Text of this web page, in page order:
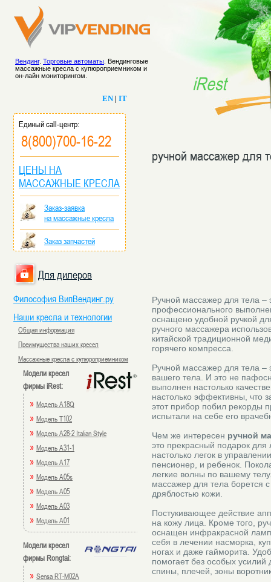
EN| IT
Вендинг. Торговые автоматы . Вендинговые
массажные кресла с купюроприемником и
он-лайн мониторингом.
iRest
Единый call-центр:
8(800)700-16-22
ЦЕНЫ НА
МАССАЖНЫЕ КРЕСЛА
Заказ-заявка
на массажные кресла
Заказ запчастей
Для дилеров
Философия ВипВендинг.ру
Наши кресла и технологии
Общая информация
Преимущества наших кресел
Массажные кресла с купюроприемником
Модели кресел
фирмы iRest:
» Модель A18Q
» Модель T102
» Модель A28-2 Italian Style
» Модель A31-1
» Модель A17
» Модель A05s
» Модель A05
» Модель A03
» Модель A01
Модели кресел
фирмы Rongtai:
» Sensa RT-M02A
ручной массажер для
Ручной массажер для тела –
профессионального
оснащено удобной ручкой
ручного массажера
китайской традиционной
горячего компресса.
Ручной массажер для тела –
вашего тела. И это не
выполнен настолько
настолько эффективны, что
этот прибор побил рекорды
испытали на себе его
Чем же интересен ручной
это прекрасный подарок
настолько легок в
пенсионер, и ребенок.
легкие волны по вашему
массажер для тела борется
дряблостью кожи.
Постукивающее действие
на кожу лица. Кроме того,
оснащен инфракрасной
себя в лечении насморка,
ногах и даже гайморита.
помогает без особых
спины, плечей, зоны